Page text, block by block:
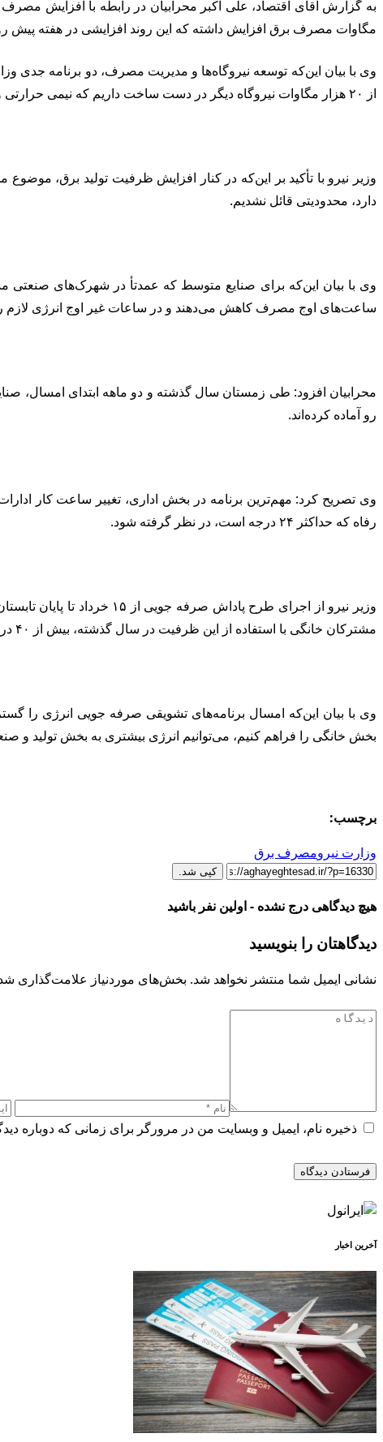
به گزارش آقای اقتصاد، علی اکبر محرابیان در رابطه با افزایش
مگاوات مصرف برق افزایش داشته که این روند افزایشی در هفته پیش
از ۲۰ هزار مگاوات نیروگاه دیگر در دست ساخت داریم که نیمی حرارتی و نیمی تجدیدپذیر است.
دارد، محدودیتی قائل نشدیم.
ساعت‌های اوج مصرف کاهش می‌دهند و در ساعات غیر اوج انرژی لازم را
رو آماده کرده‌اند.
رفاه که حداکثر ۲۴ درجه است، در نظر گرفته شود.
وزیر نیرو از اجرای طرح
مشترکان خانگی با استفاده از این ظرفیت در سال گذشته، بیش از ۴۰ درصد مصرف خود را کاهش دادند.
وی با بیان این‌که امسال برنامه‌های تشویقی صرفه جویی انرژی را
بخش خانگی را فراهم کنیم، می‌توانیم انرژی بیشتری به بخش تولید و
برچسب:
وزارت نیرومصرف برق
کپی شد.
هیچ دیدگاهی درج نشده - اولین نفر باشید
دیدگاهتان را بنویسید
نشانی ایمیل شما منتشر نخواهد شد. بخش‌های موردنیاز علامت‌گذاری
ذخیره نام، ایمیل و وبسایت من در مرورگر برای زمانی که دوباره
آخرین اخبار